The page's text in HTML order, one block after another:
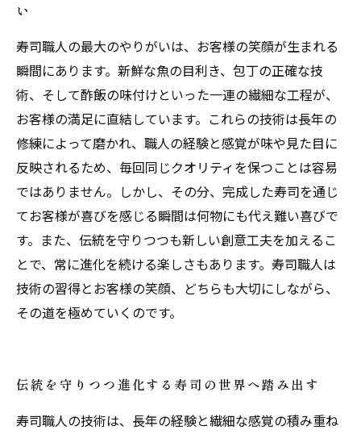
い
寿司職人の最大のやりがいは、お客様の笑顔が生まれる
瞬間にあります。新鮮な魚の目利き、包丁の正確な技
術、そして酢飯の味付けといった一連の繊細な工程が、
お客様の満足に直結しています。これらの技術は長年の
修練によって磨かれ、職人の経験と感覚が味や見た目に
反映されるため、毎回同じクオリティを保つことは容易
ではありません。しかし、その分、完成した寿司を通じ
てお客様が喜びを感じる瞬間は何物にも代え難い喜びで
す。また、伝統を守りつつも新しい創意工夫を加えるこ
とで、常に進化を続ける楽しさもあります。寿司職人は
技術の習得とお客様の笑顔、どちらも大切にしながら、
その道を極めていくのです。
伝統を守りつつ進化する寿司の世界へ踏み出す
寿司職人の技術は、長年の経験と繊細な感覚の積み重ね